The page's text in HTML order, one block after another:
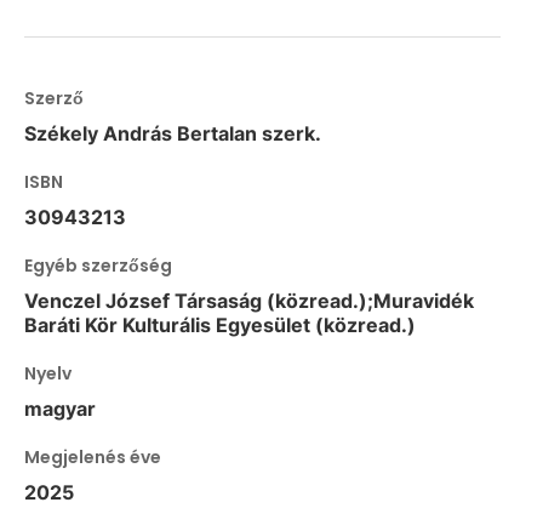
Szerző
Székely András Bertalan szerk.
ISBN
30943213
Egyéb szerzőség
Venczel József Társaság (közread.);Muravidék
Baráti Kör Kulturális Egyesület (közread.)
Nyelv
magyar
Megjelenés éve
2025